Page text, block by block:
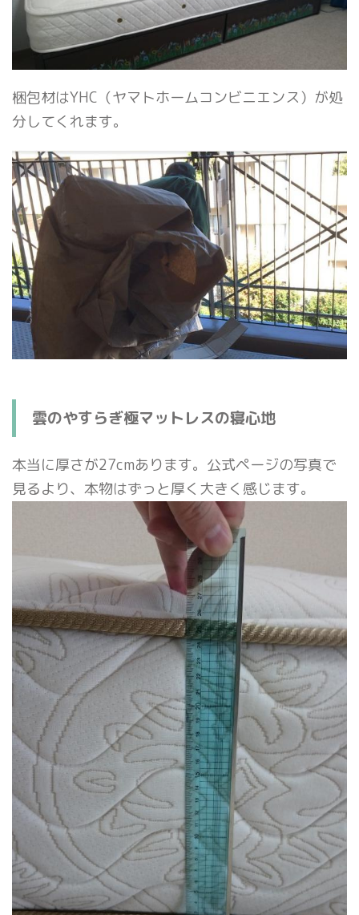
梱包材はYHC（ヤマトホームコンビニエンス）が処
分してくれます。
雲のやすらぎ極マットレスの寝心地
本当に厚さが27cmあります。公式ページの写真で
見るより、本物はずっと厚く大きく感じます。